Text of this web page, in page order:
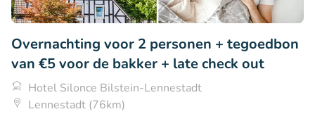
Overnachting voor 2 personen + tegoedbon
van €5 voor de bakker + late check out
Hotel Silonce Bilstein-Lennestadt
Lennestadt (76km)